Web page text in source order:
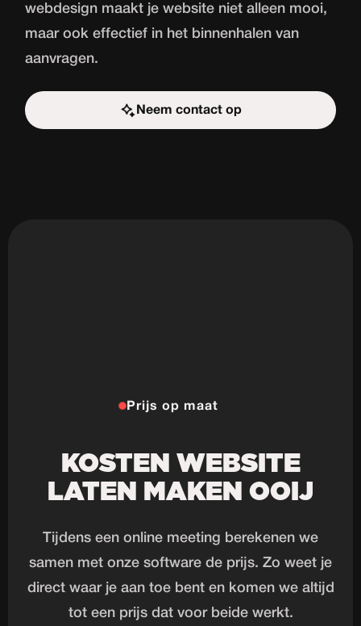
webdesign maakt je website niet alleen mooi,
maar ook effectief in het binnenhalen van
aanvragen.
Neem contact op
Start de uitdaging
Prijs op maat
KOSTEN WEBSITE
LATEN MAKEN OOIJ
Tijdens een online meeting berekenen we
samen met onze software de prijs. Zo weet je
direct waar je aan toe bent en komen we altijd
tot een prijs dat voor beide werkt.